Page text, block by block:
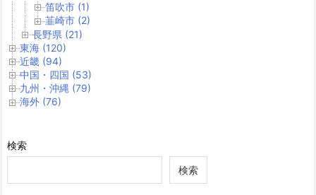
笛吹市 (1)
韮崎市 (2)
長野県 (21)
東海 (120)
近畿 (94)
中国・四国 (53)
九州・沖縄 (79)
海外 (76)
検索
検索